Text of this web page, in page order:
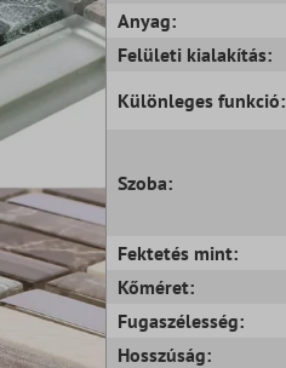
Anyag:
Felületi kialakítás:
Különleges funkció:
Szoba:
Fektetés mint:
Kőméret:
Fugaszélesség:
Hosszúság: